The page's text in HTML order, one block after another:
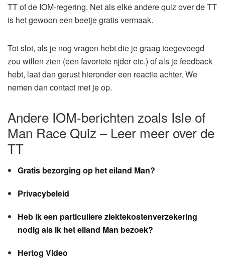
TT of de IOM-regering. Net als elke andere quiz over de TT
is het gewoon een beetje gratis vermaak.
Tot slot, als je nog vragen hebt die je graag toegevoegd
zou willen zien (een favoriete rijder etc.) of als je feedback
hebt, laat dan gerust hieronder een reactie achter. We
nemen dan contact met je op.
Andere IOM-berichten zoals Isle of
Man Race Quiz – Leer meer over de
TT
Gratis bezorging op het eiland Man?
Privacybeleid
Heb ik een particuliere ziektekostenverzekering
nodig als ik het eiland Man bezoek?
Hertog Video